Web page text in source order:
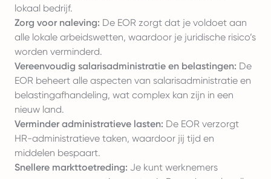
lokaal bedrijf.
Zorg voor naleving: De EOR zorgt dat je voldoet aan
alle lokale arbeidswetten, waardoor je juridische risico’s
worden verminderd.
Vereenvoudig salarisadministratie en belastingen: De
EOR beheert alle aspecten van salarisadministratie en
belastingafhandeling, wat complex kan zijn in een
nieuw land.
Verminder administratieve lasten: De EOR verzorgt
HR-administratieve taken, waardoor jij tijd en
middelen bespaart.
Snellere markttoetreding: Je kunt werknemers